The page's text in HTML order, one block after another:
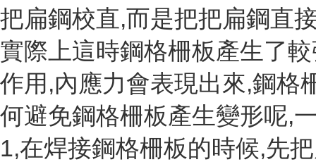
把扁鋼校直,而是把把扁鋼直
實際上這時鋼格柵板產生了
作用,內應力會表現出來,鋼格
何避免鋼格柵板產生變形呢,
1,在焊接鋼格柵板的時候,先